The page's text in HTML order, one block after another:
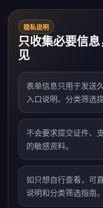
隐私说明
只收集必要信
见
表单信息只用于发送
入口说明、分类筛选
不会要求提交证件、
的敏感资料。
如只想自行查看，可
说明和分类筛选指南。